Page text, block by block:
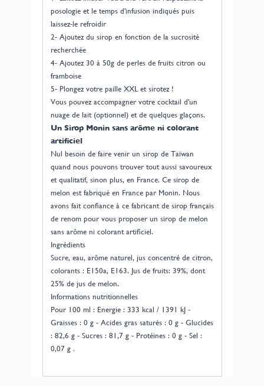
posologie et le temps d'infusion indiqués puis
laissez-le refroidir
2- Ajoutez du sirop en fonction de la sucrosité
recherchée
4- Ajoutez 30 à 50g de perles de fruits citron ou
framboise
5- Plongez votre paille XXL et sirotez !
Vous pouvez accompagner votre cocktail d'un
nuage de lait (optionnel) et de quelques glaçons.
Un Sirop Monin sans arôme ni colorant
artificiel
Nul besoin de faire venir un sirop de Taïwan
quand nous pouvons trouver tout aussi savoureux
et qualitatif, sinon plus, en France. Ce sirop de
melon est fabriqué en France par Monin. Nous
avons fait confiance à ce fabricant de sirop français
de renom pour vous proposer un sirop de melon
sans arôme ni colorant artificiel.
Ingrédients
Sucre, eau, arôme naturel, jus concentré de citron,
colorants : E150a, E163. Jus de fruits: 39%, dont
25% de jus de melon.
Informations nutritionnelles
Pour 100 ml : Energie : 333 kcal / 1391 kJ -
Graisses : 0 g - Acides gras saturés : 0 g - Glucides
: 82,6 g - Sucres : 81,7 g - Protéines : 0 g - Sel :
0,07 g .